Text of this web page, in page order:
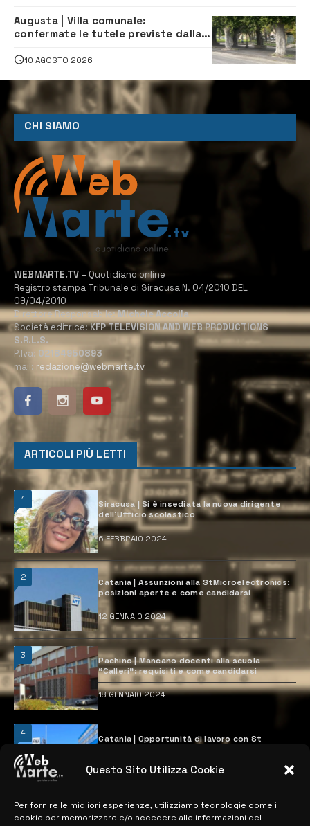
Questo Sito Utilizza Cookie
Per fornire le migliori esperienze, utilizziamo tecnologie come i
cookie per memorizzare e/o accedere alle informazioni del
Augusta | Villa comunale:
confermate le tutele previste dalla
10 AGOSTO 2026
CHI SIAMO
WEBMARTE.TV – Quotidiano online
Registro stampa Tribunale di Siracusa N. 04/2010 DEL
09/04/2010
Direttore Responsabile:Michele Accolla
Società editrice:KFP TELEVISION AND WEB PRODUCTIONS
S.R.L.S.
P.Iva: 02184950893
mail: redazione@webmarte.tv
ARTICOLI PIÙ LETTI
1
Siracusa | Si è insediata la nuova dirigente
dell’Ufficio scolastico
6 FEBBRAIO 2024
2
Catania | Assunzioni alla StMicroelectronics:
posizioni aperte e come candidarsi
12 GENNAIO 2024
3
Pachino | Mancano docenti alla scuola
“Calleri”: requisiti e come candidarsi
18 GENNAIO 2024
4
Catania | Opportunità di lavoro con St
28 MARZO 2024